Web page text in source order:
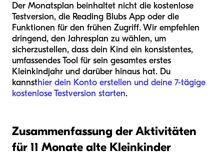
Der Monatsplan beinhaltet nicht die kostenlose
Testversion, die Reading Blubs App oder die
Funktionen für den frühen Zugriff. Wir empfehlen
dringend, den Jahresplan zu wählen, um
sicherzustellen, dass dein Kind ein konsistentes,
umfassendes Tool für sein gesamtes erstes
Kleinkindjahr und darüber hinaus hat. Du
kannsthier dein Konto erstellen und deine 7-tägige
kostenlose Testversion starten.
Zusammenfassung der Aktivitäten
für 11 Monate alte Kleinkinder